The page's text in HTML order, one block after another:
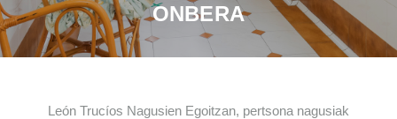
ONBERA
León Trucíos Nagusien Egoitzan, pertsona nagusiak